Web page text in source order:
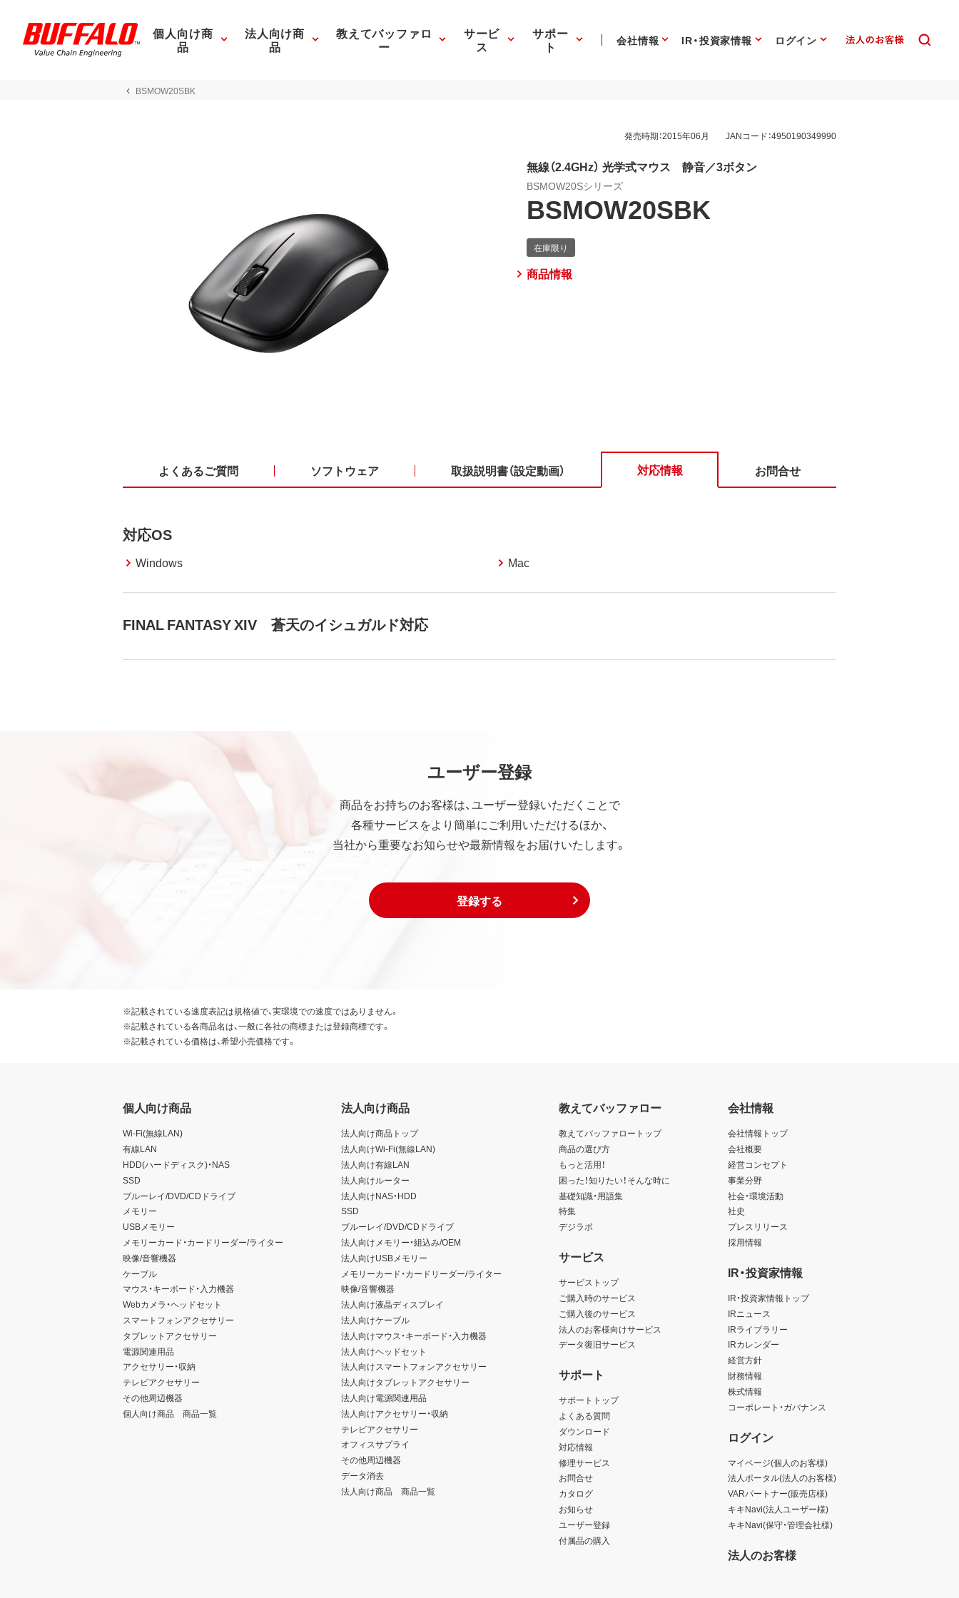
個人向け商
品
法人向け商
品
教えてバッファロ
ー
サービ
ス
サポー
ト 会社情報 IR・投資家情報 ログイン
BSMOW20SBK
発売時期：2015年06月 JANコード：4950190349990
無線（2.4GHz） 光学式マウス 静音／3ボタン
BSMOW20Sシリーズ
BSMOW20SBK
商品情報
よくあるご質問 ソフトウェア 取扱説明書（設定動画） 対応情報 お問合せ
対応OS
Windows Mac
FINAL FANTASY XIV 蒼天のイシュガルド対応
ユーザー登録
商品をお持ちのお客様は、ユーザー登録いただくことで
各種サービスをより簡単にご利用いただけるほか、
当社から重要なお知らせや最新情報をお届けいたします。
登録する
※記載されている速度表記は規格値で、実環境での速度ではありません。
※記載されている各商品名は、一般に各社の商標または登録商標です。
※記載されている価格は、希望小売価格です。
個人向け商品
Wi-Fi(無線LAN)
有線LAN
HDD(ハードディスク)・NAS
SSD
ブルーレイ/DVD/CDドライブ
メモリー
USBメモリー
メモリーカード・カードリーダー/ライター
映像/音響機器
ケーブル
マウス・キーボード・入力機器
Webカメラ・ヘッドセット
スマートフォンアクセサリー
タブレットアクセサリー
電源関連用品
アクセサリー・収納
テレビアクセサリー
その他周辺機器
個人向け商品 商品一覧
法人向け商品
法人向け商品トップ
法人向けWi-Fi(無線LAN)
法人向け有線LAN
法人向けルーター
法人向けNAS・HDD
SSD
ブルーレイ/DVD/CDドライブ
法人向けメモリー・組込み/OEM
法人向けUSBメモリー
メモリーカード・カードリーダー/ライター
映像/音響機器
法人向け液晶ディスプレイ
法人向けケーブル
法人向けマウス・キーボード・入力機器
法人向けヘッドセット
法人向けスマートフォンアクセサリー
法人向けタブレットアクセサリー
法人向け電源関連用品
法人向けアクセサリー・収納
テレビアクセサリー
オフィスサプライ
その他周辺機器
データ消去
法人向け商品 商品一覧
教えてバッファロー
教えてバッファロートップ
商品の選び方
もっと活用！
困った！知りたい！そんな時に
基礎知識・用語集
特集
デジラボ
サービス
サービストップ
ご購入時のサービス
ご購入後のサービス
法人のお客様向けサービス
データ復旧サービス
サポート
サポートトップ
よくある質問
ダウンロード
対応情報
修理サービス
お問合せ
カタログ
お知らせ
ユーザー登録
付属品の購入
会社情報
会社情報トップ
会社概要
経営コンセプト
事業分野
社会・環境活動
社史
プレスリリース
採用情報
IR・投資家情報
IR・投資家情報トップ
IRニュース
IRライブラリー
IRカレンダー
経営方針
財務情報
株式情報
コーポレート・ガバナンス
ログイン
マイページ(個人のお客様)
法人ポータル(法人のお客様)
VARパートナー(販売店様)
キキNavi(法人ユーザー様)
キキNavi(保守・管理会社様)
法人のお客様